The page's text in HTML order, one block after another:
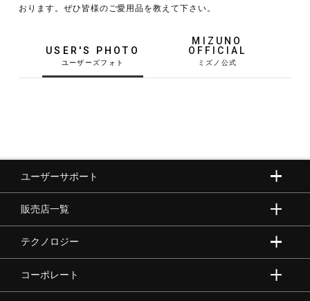
ゴルフ
バレーボール
バドミントン
おります。ぜひ皆様のご愛用品を教えて下さい。
USER'S PHOTO
MIZUNO
OFFICIAL
ユーザーサポート
販売店一覧
テクノロジー
コーポレート